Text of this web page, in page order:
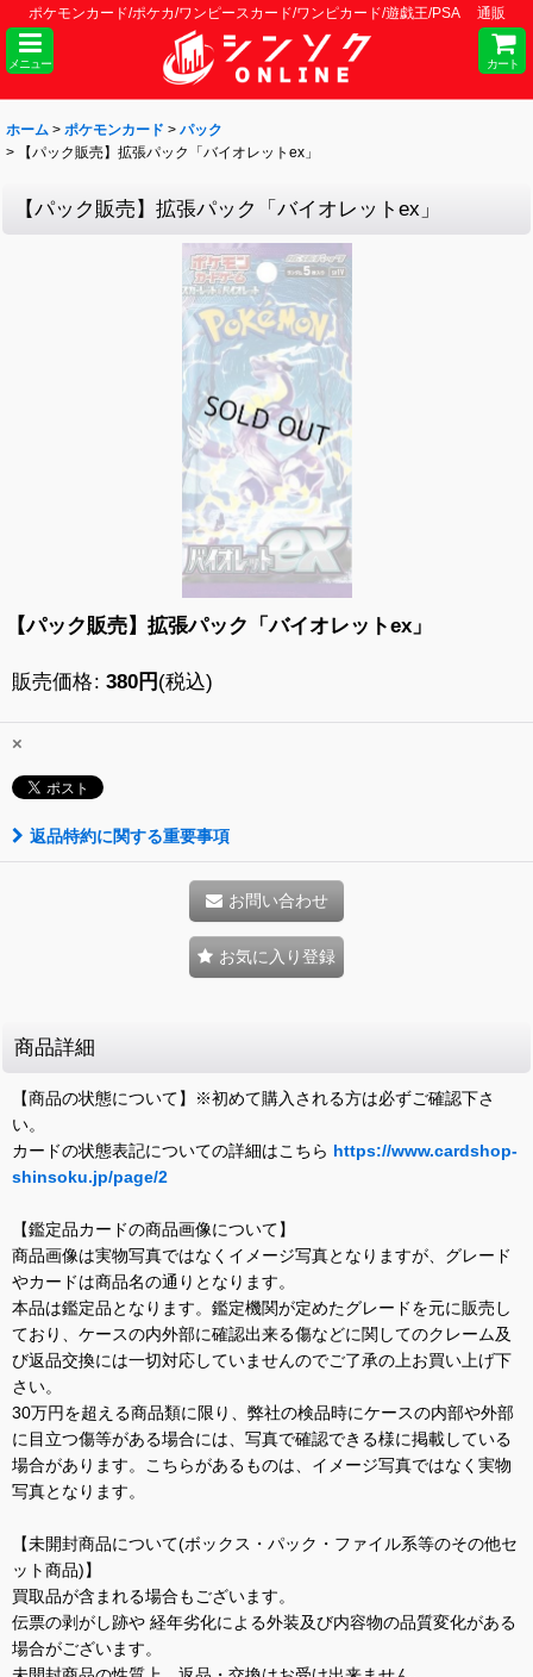
ポケモンカード/ポケカ/ワンピースカード/ワンピカード/遊戯王/PSA 通販
メニュー カート
ホーム > ポケモンカード > パック
>
【パック販売】拡張パック「バイオレットex」
【パック販売】拡張パック「バイオレットex」
【パック販売】拡張パック「バイオレットex」
販売価格: 380円 (税込)
×
返品特約に関する重要事項
お問い合わせ
お気に入り登録
商品詳細
【商品の状態について】※初めて購入される方は必ずご確認下さ
い。
カードの状態表記についての詳細はこちら https://www.cardshop-
shinsoku.jp/page/2
【鑑定品カードの商品画像について】
商品画像は実物写真ではなくイメージ写真となりますが、グレード
やカードは商品名の通りとなります。
本品は鑑定品となります。鑑定機関が定めたグレードを元に販売し
ており、ケースの内外部に確認出来る傷などに関してのクレーム及
び返品交換には一切対応していませんのでご了承の上お買い上げ下
さい。
30万円を超える商品類に限り、弊社の検品時にケースの内部や外部
に目立つ傷等がある場合には、写真で確認できる様に掲載している
場合があります。こちらがあるものは、イメージ写真ではなく実物
写真となります。
【未開封商品について(ボックス・パック・ファイル系等のその他セ
ット商品)】
買取品が含まれる場合もございます。
伝票の剥がし跡や 経年劣化による外装及び内容物の品質変化がある
場合がございます。